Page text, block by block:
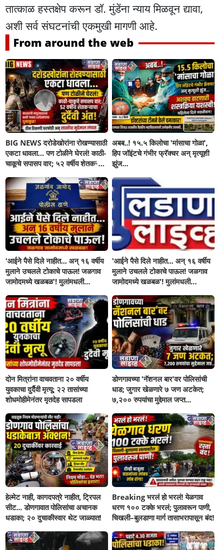
तात्काळ हस्तक्षेप करून डॉ. मुंडेंना न्याय मिळवून द्यावा,
अशी सर्व संघटनांची एकमुखी मागणी आहे.
From around the web
BIG NEWS दरोडेखोरांना रोखण्यासाठी
एकटा धावला… पण टोळीने घेरलं! काठी-
चाकूचे सपासप वार; ५२ वर्षीय शेतकऱ्याचा
अबब..! १५.५ किलोचा 'मांसाचा गोळा',
हिप जॉइंटचे गंभीर फ्रॅक्चर अन् मृत्यूशी
झुंज...
'आईने पैसे दिले नाहीत... अन् १६ वर्षीय
मुलाने उचलले टोकाचे पाऊल! जळगाव
जामोदमध्ये खळबळ'! मुलांमधली
'आईने पैसे दिले नाहीत... अन् १६ वर्षीय
मुलाने उचलले टोकाचे पाऊल! जळगाव
जामोदमध्ये खळबळ'! मुलांमधली
दोन मित्रांना वाचवताना २० वर्षीय
युवकाचा दुर्दैवी मृत्यू; २२ तासांच्या
शोधमोहीमेनंतर मृतदेह सापडला
डोणगावच्या 'नॅशनल बार'वर पोलिसांची
धाड; जुगार खेळणारे ७ जण अटकेत;
७,२०० रुपयांचा मुद्देमाल जप्त...
हेल्मेट नाही, कागदपत्रे नाहीत, ट्रिपल
सीट... डोणगावात पोलिसांचा अचानक
धडाका; २० दुचाकीस्वार थेट जाळ्यात!
Breaking भरलं हो भरलं! येळगाव
धरण १०० टक्के भरलं; पुलावरून पाणी,
चिखली–बुलडाणा मार्ग तासाभरापासून बंद!